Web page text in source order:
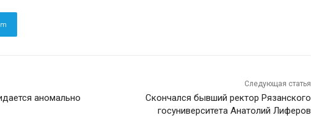
аномально
Следующая статья
Скончался бывший ректор Рязанского
госуниверситета Анатолий Лиферов